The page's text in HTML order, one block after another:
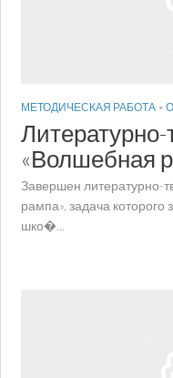
МЕТОДИЧЕСКАЯ РАБОТА •
Литературно-
«Волшебная
Завершен литературно-
рампа», задача которого
шко�...